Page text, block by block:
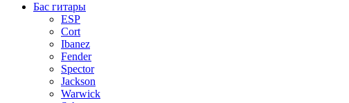
Бас гитары
ESP
Cort
Ibanez
Fender
Spector
Jackson
Warwick